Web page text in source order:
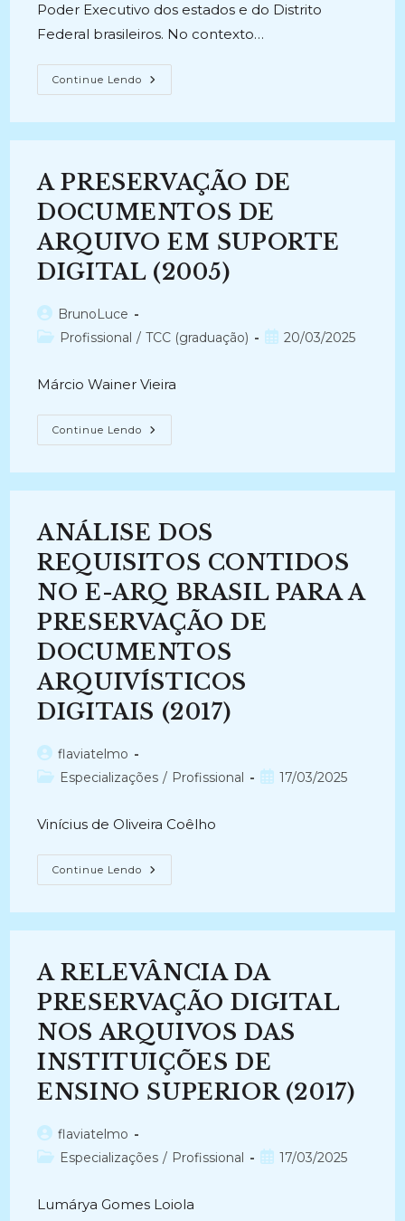
Poder Executivo dos estados e do Distrito
Federal brasileiros. No contexto…
Continue Lendo A
TRANSFORMAÇÃO
O
Uso
De
Tecnologias
Digitais
Nos
Estados
(2023)
A PRESERVAÇÃO DE
DOCUMENTOS DE
ARQUIVO EM SUPORTE
DIGITAL (2005)
Autor
do
BrunoLuce
Categoria
Profissional / TCC (graduação)
Post20/03/2025
Márcio Wainer Vieira
Continue Lendo A
PRESERVAÇÃO
ARQUIVO
DIGITAL
(2005)
ANÁLISE DOS
REQUISITOS CONTIDOS
NO E-ARQ BRASIL PARA A
PRESERVAÇÃO DE
DOCUMENTOS
ARQUIVÍSTICOS
DIGITAIS (2017)
Autor
do
flaviatelmo
Categoria
Especializações / Profissional
Post17/03/2025
Vinícius de Oliveira Coêlho
Continue Lendo ANÁLISE
DOS
E-
BRASIL
PARA
A
PRESERVAÇÃO
DE
DOCUMENTOS
ARQUIVÍSTICOS
DIGITAIS
(2017)
A RELEVÂNCIA DA
PRESERVAÇÃO DIGITAL
NOS ARQUIVOS DAS
INSTITUIÇÕES DE
ENSINO SUPERIOR (2017)
Autor
do
flaviatelmo
Categoria
Especializações / Profissional
Post17/03/2025
Lumárya Gomes Loiola